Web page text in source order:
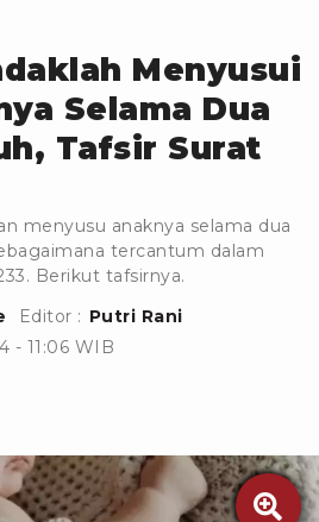
Menyusui
Selama Dua
Tafsir Surat
menyusu anaknya selama dua
tercantum dalam
Berikut tafsirnya.
Editor : Putri Rani
- 11:06 WIB
